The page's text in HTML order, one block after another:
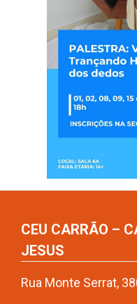
CEU CARRÃO –
JESUS
Rua Monte Serrat,